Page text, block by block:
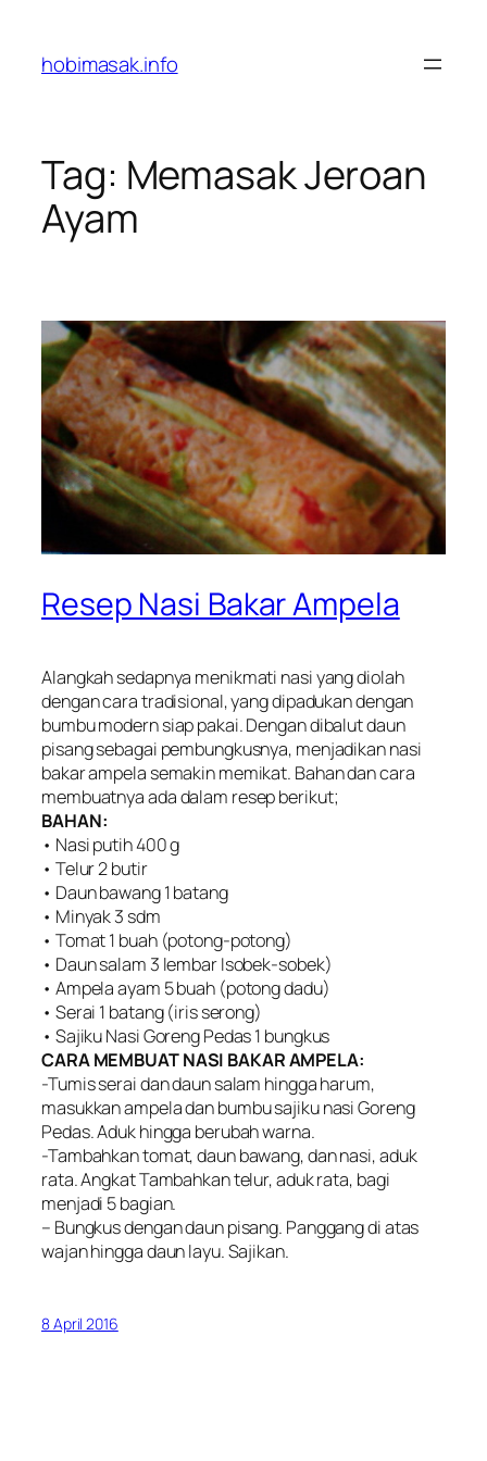
content
hobimasak.info
Tag: Memasak Jeroan
Ayam
Resep Nasi Bakar Ampela
Alangkah sedapnya menikmati nasi yang diolah
dengan cara tradisional, yang dipadukan dengan
bumbu modern siap pakai. Dengan dibalut daun
pisang sebagai pembungkusnya, menjadikan nasi
bakar ampela semakin memikat. Bahan dan cara
membuatnya ada dalam resep berikut;
BAHAN:
• Nasi putih 400 g
• Telur 2 butir
• Daun bawang 1 batang
• Minyak 3 sdm
• Tomat 1 buah (potong-potong)
• Daun salam 3 lembar Isobek-sobek)
• Ampela ayam 5 buah (potong dadu)
• Serai 1 batang (iris serong)
• Sajiku Nasi Goreng Pedas 1 bungkus
CARA MEMBUAT NASI BAKAR AMPELA:
-Tumis serai dan daun salam hingga harum,
masukkan ampela dan bumbu sajiku nasi Goreng
Pedas. Aduk hingga berubah warna.
-Tambahkan tomat, daun bawang, dan nasi, aduk
rata. Angkat Tambahkan telur, aduk rata, bagi
menjadi 5 bagian.
– Bungkus dengan daun pisang. Panggang di atas
wajan hingga daun layu. Sajikan.
8 April 2016